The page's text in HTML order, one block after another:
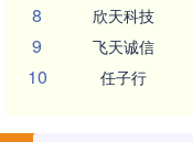
8 欣天科技
9 飞天诚信
10 任子行